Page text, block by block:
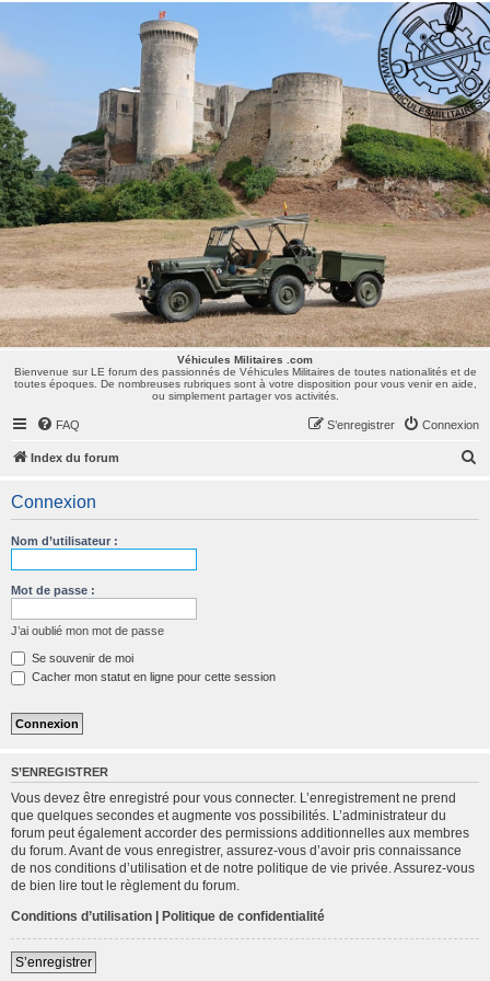
Véhicules Militaires .com
Bienvenue sur LE forum des passionnés de Véhicules Militaires de toutes nationalités et de
toutes époques. De nombreuses rubriques sont à votre disposition pour vous venir en aide,
ou simplement partager vos activités.
Véhicules Militaires .com
Bienvenue sur LE forum des passionnés de Véhicules Militaires de toutes nationalités et de
toutes époques. De nombreuses rubriques sont à votre disposition pour vous venir en aide,
ou simplement partager vos activités.
FAQ Connexion
S’enregistrer
Index du forum
Connexion
Nom d’utilisateur :
Mot de passe :
J’ai oublié mon mot de passe
Se souvenir de moi
Cacher mon statut en ligne pour cette session
S’ENREGISTRER
Vous devez être enregistré pour vous connecter. L’enregistrement ne prend
que quelques secondes et augmente vos possibilités. L’administrateur du
forum peut également accorder des permissions additionnelles aux membres
du forum. Avant de vous enregistrer, assurez-vous d’avoir pris connaissance
de nos conditions d’utilisation et de notre politique de vie privée. Assurez-vous
de bien lire tout le règlement du forum.
Conditions d’utilisation | Politique de confidentialité
S’enregistrer